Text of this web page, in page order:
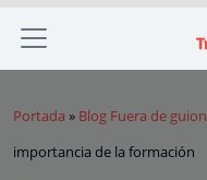
Portada » Blog Fuera de guion
importancia de la formación